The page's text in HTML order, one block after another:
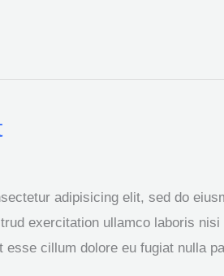
adipisicing elit, sed do
exercitation ullamco laboris
esse cillum dolore eu fugiat nulla